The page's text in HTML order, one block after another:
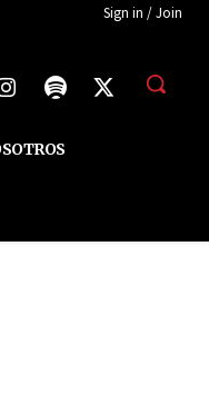
Sign in / Join